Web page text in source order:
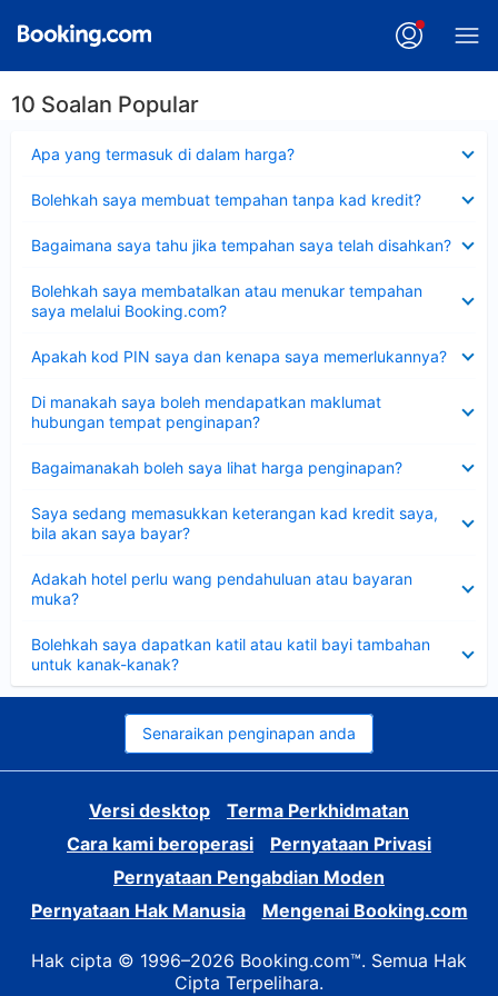
10 Soalan Popular
Apa yang termasuk di dalam harga?
Bolehkah saya membuat tempahan tanpa kad kredit?
Bagaimana saya tahu jika tempahan saya telah disahkan?
Bolehkah saya membatalkan atau menukar tempahan
saya melalui Booking.com?
Apakah kod PIN saya dan kenapa saya memerlukannya?
Di manakah saya boleh mendapatkan maklumat
hubungan tempat penginapan?
Bagaimanakah boleh saya lihat harga penginapan?
Saya sedang memasukkan keterangan kad kredit saya,
bila akan saya bayar?
Adakah hotel perlu wang pendahuluan atau bayaran
muka?
Bolehkah saya dapatkan katil atau katil bayi tambahan
untuk kanak-kanak?
Senaraikan penginapan anda
Versi desktop
Terma Perkhidmatan
Cara kami beroperasi
Pernyataan Privasi
Pernyataan Pengabdian Moden
Pernyataan Hak Manusia
Mengenai Booking.com
Hak cipta © 1996–2026 Booking.com™. Semua Hak
Cipta Terpelihara.